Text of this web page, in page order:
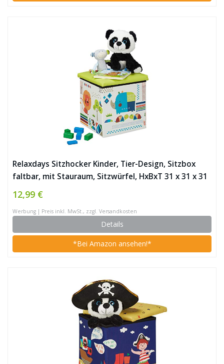
Relaxdays Sitzhocker Kinder, Tier-Design, Sitzbox
faltbar, mit Stauraum, Sitzwürfel, HxBxT 31 x 31 x 31
cm, grün-weiß, 1 Stück
12,99 €
Werbung | Preis inkl. MwSt., zzgl. Versandkosten
Details
*Bei Amazon ansehen!*